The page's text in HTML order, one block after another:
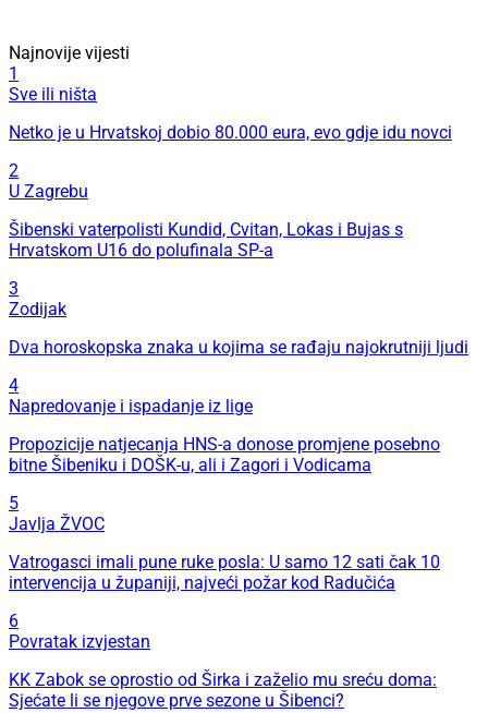
Najnovije vijesti
1
Sve ili ništa
Netko je u Hrvatskoj dobio 80.000 eura, evo gdje idu novci
2
U Zagrebu
Šibenski vaterpolisti Kundid, Cvitan, Lokas i Bujas s
Hrvatskom U16 do polufinala SP-a
3
Zodijak
Dva horoskopska znaka u kojima se rađaju najokrutniji ljudi
4
Napredovanje i ispadanje iz lige
Propozicije natjecanja HNS-a donose promjene posebno
bitne Šibeniku i DOŠK-u, ali i Zagori i Vodicama
5
Javlja ŽVOC
Vatrogasci imali pune ruke posla: U samo 12 sati čak 10
intervencija u županiji, najveći požar kod Radučića
6
Povratak izvjestan
KK Zabok se oprostio od Širka i zaželio mu sreću doma:
Sjećate li se njegove prve sezone u Šibenci?